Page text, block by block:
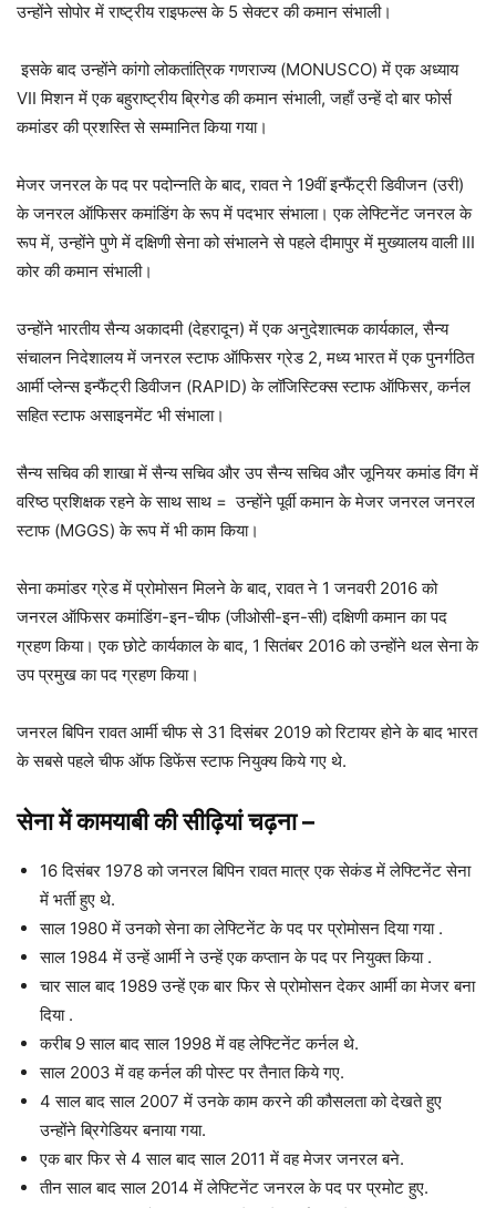
उन्होंने सोपोर में राष्ट्रीय राइफल्स के 5 सेक्टर की कमान संभाली।
इसके बाद उन्होंने कांगो लोकतांत्रिक गणराज्य (MONUSCO) में एक अध्याय
VII मिशन में एक बहुराष्ट्रीय ब्रिगेड की कमान संभाली, जहाँ उन्हें दो बार फोर्स
कमांडर की प्रशस्ति से सम्मानित किया गया।
मेजर जनरल के पद पर पदोन्नति के बाद, रावत ने 19वीं इन्फैंट्री डिवीजन (उरी)
के जनरल ऑफिसर कमांडिंग के रूप में पदभार संभाला। एक लेफ्टिनेंट जनरल के
रूप में, उन्होंने पुणे में दक्षिणी सेना को संभालने से पहले दीमापुर में मुख्यालय वाली III
कोर की कमान संभाली।
उन्होंने भारतीय सैन्य अकादमी (देहरादून) में एक अनुदेशात्मक कार्यकाल, सैन्य
संचालन निदेशालय में जनरल स्टाफ ऑफिसर ग्रेड 2, मध्य भारत में एक पुनर्गठित
आर्मी प्लेन्स इन्फैंट्री डिवीजन (RAPID) के लॉजिस्टिक्स स्टाफ ऑफिसर, कर्नल
सहित स्टाफ असाइनमेंट भी संभाला।
सैन्य सचिव की शाखा में सैन्य सचिव और उप सैन्य सचिव और जूनियर कमांड विंग में
वरिष्ठ प्रशिक्षक रहने के साथ साथ = उन्होंने पूर्वी कमान के मेजर जनरल जनरल
स्टाफ (MGGS) के रूप में भी काम किया।
सेना कमांडर ग्रेड में प्रोमोसन मिलने के बाद, रावत ने 1 जनवरी 2016 को
जनरल ऑफिसर कमांडिंग-इन-चीफ (जीओसी-इन-सी) दक्षिणी कमान का पद
ग्रहण किया। एक छोटे कार्यकाल के बाद, 1 सितंबर 2016 को उन्होंने थल सेना के
उप प्रमुख का पद ग्रहण किया।
जनरल बिपिन रावत आर्मी चीफ से 31 दिसंबर 2019 को रिटायर होने के बाद भारत
के सबसे पहले चीफ ऑफ डिफेंस स्टाफ नियुक्य किये गए थे.
सेना में कामयाबी की सीढ़ियांचढ़ना–
16 दिसंबर 1978 को जनरल बिपिन रावत मात्र एक सेकंड में लेफ्टिनेंट सेना
में भर्ती हुए थे.
साल 1980 में उनको सेना का लेफ्टिनेंट के पद पर प्रोमोसन दिया गया .
साल 1984 में उन्हें आर्मी ने उन्हें एक कप्तान के पद पर नियुक्त किया .
चार साल बाद 1989 उन्हें एक बार फिर से प्रोमोसन देकर आर्मी का मेजर बना
दिया .
करीब 9 साल बाद साल 1998 में वह लेफ्टिनेंट कर्नल थे.
साल 2003 में वह कर्नल की पोस्ट पर तैनात किये गए.
4 साल बाद साल 2007 में उनके काम करने की कौसलता को देखते हुए
उन्होंने ब्रिगेडियर बनाया गया.
एक बार फिर से 4 साल बाद साल 2011 में वह मेजर जनरल बने.
तीन साल बाद साल 2014 में लेफ्टिनेंट जनरल के पद पर प्रमोट हुए.